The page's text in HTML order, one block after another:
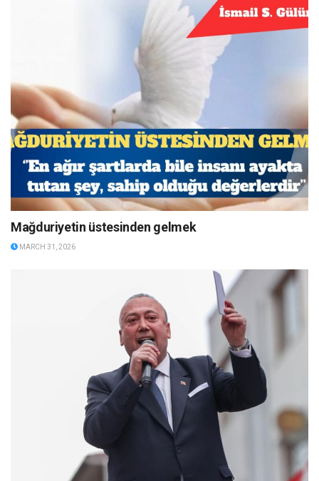
Mağduriyetin üstesinden gelmek
MARCH 31, 2026